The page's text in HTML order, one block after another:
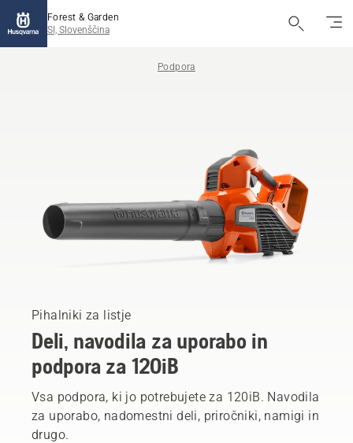
Forest & Garden
SI, Slovenščina
Podpora
Pihalniki za listje
Deli, navodila za uporabo in
podpora za 120iB
Vsa podpora, ki jo potrebujete za 120iB. Navodila
za uporabo, nadomestni deli, priročniki, namigi in
drugo.